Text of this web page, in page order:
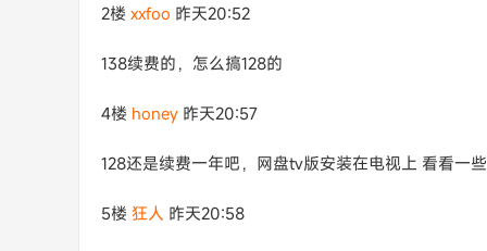
2楼 xxfoo 昨天20:52
138续费的，怎么搞128的
4楼 honey 昨天20:57
128还是续费一年吧，网盘tv版安装在电视上 看看一
5楼 狂人 昨天20:58